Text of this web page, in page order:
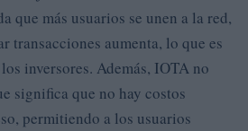
que más usuarios se unen a la red,
transacciones aumenta, lo que es
inversores. Además, IOTA no
significa que no hay costos
permitiendo a los usuarios